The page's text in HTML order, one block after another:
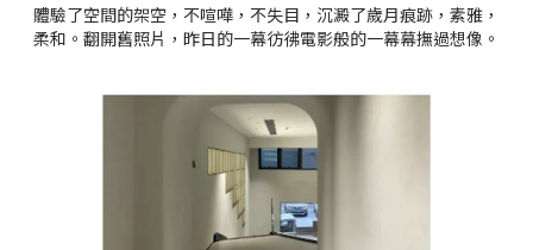
體驗了空間的架空，不喧嘩，不失目，沉澱了歲月痕跡，素雅，
柔和。翻開舊照片，昨日的一幕彷彿電影般的一幕幕撫過想像。